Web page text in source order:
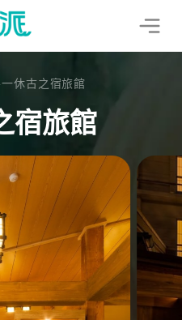
一休古之宿旅館
宿旅館